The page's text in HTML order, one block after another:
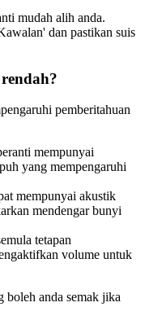
mudah alih anda.
dan pastikan suis
pemberitahuan
mempunyai
yang mempengaruhi
mempunyai akustik
mendengar bunyi
tetapan
volume untuk
boleh anda semak jika